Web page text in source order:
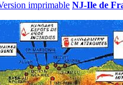
imprimable NJ-Ile de